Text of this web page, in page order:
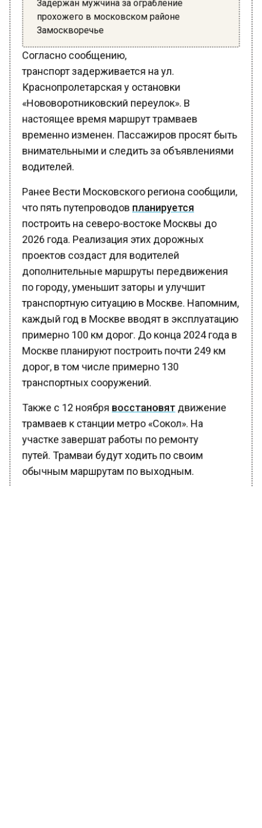
прохожего в московском районе
Замоскворечье
Согласно сообщению,
транспорт задерживается на ул.
Краснопролетарская у остановки
«Нововоротниковский переулок». В
временно изменен. Пассажиров просят быть
внимательными и следить за объявлениями
водителей.
Ранее Вести Московского региона сообщили,
что пять путепроводов планируется
построить на северо-востоке Москвы до
2026 года. Реализация этих дорожных
проектов создаст для водителей
дополнительные маршруты передвижения
по городу, уменьшит заторы и улучшит
транспортную ситуацию в Москве. Напомним,
каждый год в Москве вводят в эксплуатацию
примерно 100 км дорог. До конца 2024 года в
Москве планируют построить почти 249 км
дорог, в том числе примерно 130
транспортных сооружений.
Также с 12 ноябрявосстановятдвижение
трамваев к станции метро «Сокол». На
участке завершат работы по ремонту
путей. Трамваи будут ходить по своим
обычным маршрутам по выходным.